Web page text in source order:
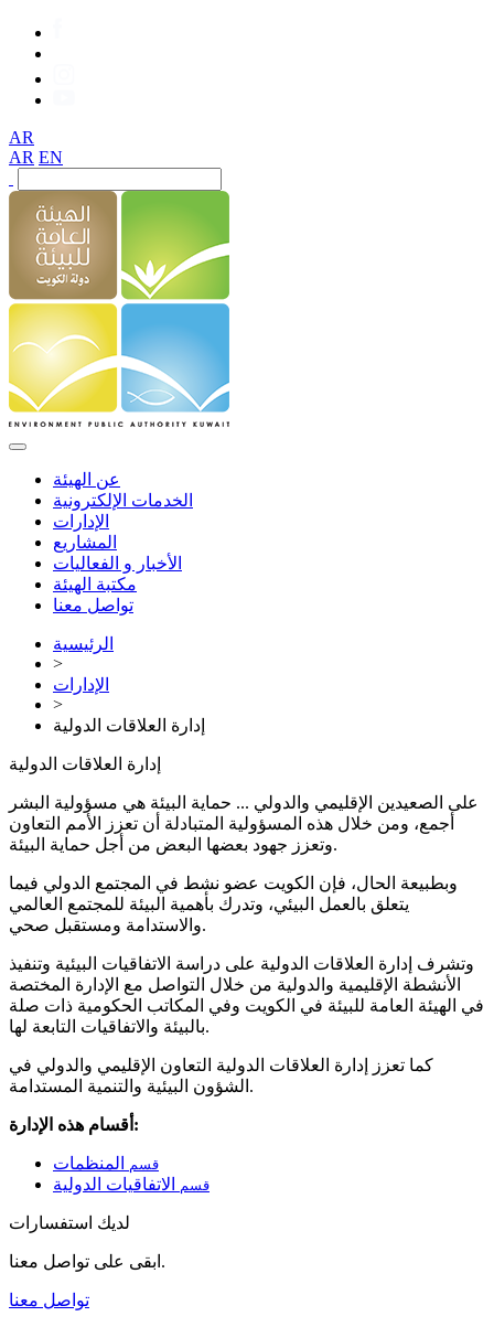
AR
AR EN
عن الهيئة
الخدمات الإلكترونية
الإدارات
المشاريع
الأخبار و الفعاليات
مكتبة الهيئة
تواصل معنا
الرئيسية
>
الإدارات
>
إدارة العلاقات الدولية
إدارة العلاقات الدولية
على الصعيدين الإقليمي والدولي ... حماية البيئة هي مسؤولية البشر
أجمع، ومن خلال هذه المسؤولية المتبادلة أن تعزز الأمم التعاون
وتعزز جهود بعضها البعض من أجل حماية البيئة.
وبطبيعة الحال، فإن الكويت عضو نشط في المجتمع الدولي فيما
يتعلق بالعمل البيئي، وتدرك بأهمية البيئة للمجتمع العالمي
والاستدامة ومستقبل صحي.
وتشرف إدارة العلاقات الدولية على دراسة الاتفاقيات البيئية وتنفيذ
الأنشطة الإقليمية والدولية من خلال التواصل مع الإدارة المختصة
في الهيئة العامة للبيئة في الكويت وفي المكاتب الحكومية ذات صلة
بالبيئة والاتفاقيات التابعة لها.
كما تعزز إدارة العلاقات الدولية التعاون الإقليمي والدولي في
الشؤون البيئية والتنمية المستدامة.
أقسام هذه الإدارة:
قسم المنظمات
قسم الاتفاقيات الدولية
لديك استفسارات
ابقى على تواصل معنا.
تواصل معنا